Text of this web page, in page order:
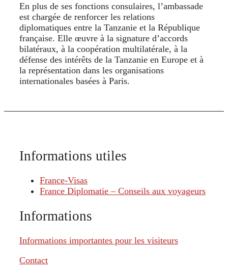
En plus de ses fonctions consulaires, l’ambassade
est chargée de renforcer les relations
diplomatiques entre la Tanzanie et la République
française. Elle œuvre à la signature d’accords
bilatéraux, à la coopération multilatérale, à la
défense des intérêts de la Tanzanie en Europe et à
la représentation dans les organisations
internationales basées à Paris.
Informations utiles
France-Visas
France Diplomatie – Conseils aux voyageurs
Informations
Informations importantes pour les visiteurs
Contact